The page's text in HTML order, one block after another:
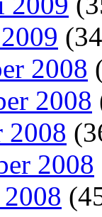
2008
2008
2008
2008